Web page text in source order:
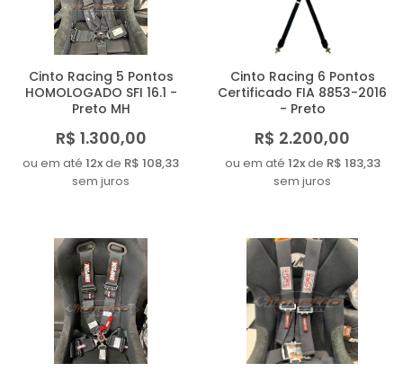
A - Z
Cinto Racing 5 Pontos
HOMOLOGADO SFI 16.1 -
Preto MH
R$ 1.300,00
ou em até 12xde R$ 108,33
sem juros
Cinto Racing 6 Pontos
Certificado FIA 8853-2016
- Preto
R$ 2.200,00
ou em até 12xde R$ 183,33
sem juros